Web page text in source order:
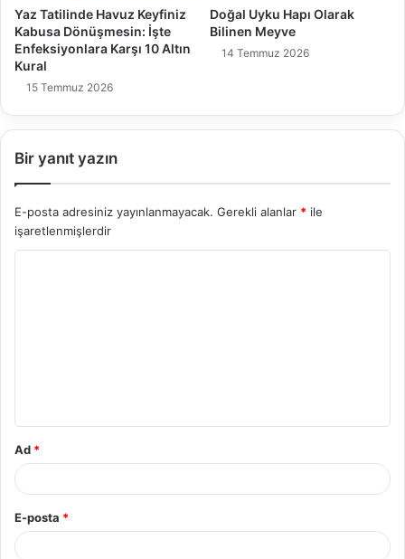
Yaz Tatilinde Havuz Keyfiniz
Kabusa Dönüşmesin: İşte
Enfeksiyonlara Karşı 10 Altın
Kural
15 Temmuz 2026
Doğal Uyku Hapı Olarak
Bilinen Meyve
14 Temmuz 2026
Bir yanıt yazın
E-posta adresiniz yayınlanmayacak. Gerekli alanlar * ile
işaretlenmişlerdir
Ad *
E-posta *